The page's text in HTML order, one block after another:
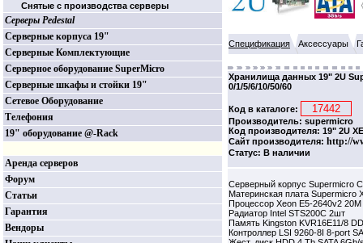
Cнятые с производства серверы
Серверы Pedestal
Серверные корпуса 19"
Серверные Комплектующие
Серверное оборудование SuperMicro
Серверные шкафы и стойки 19"
Сетевое Оборудование
Телефония
19" оборудование @-Rack
Аренда серверов
Форум
Статьи
Гарантия
Вендоры
Спецификация Аксессуары
Хранилища данных 19" 2U
0/1/5/6/10/50/60
Код в каталоге:
Производитель: supermicro
Код производителя: 19" 2U
Сайт производителя: http://
Статус: В наличии
Серверный корпус Supermicro
Материнская плата Supermicro
Процессор Xeon E5-2640v2
Радиатор Intel STS200C 2шт
Память Kingston KVR16E11/8
Контроллер LSI 9260-8I 8-port